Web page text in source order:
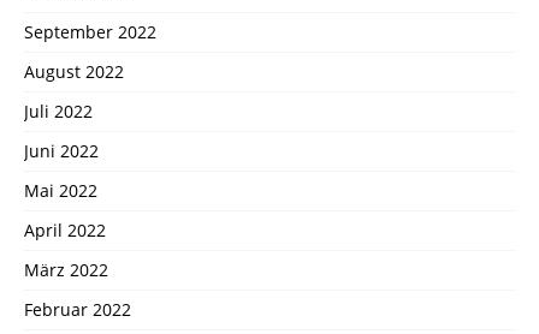
September 2022
August 2022
Juli 2022
Juni 2022
Mai 2022
April 2022
März 2022
Februar 2022